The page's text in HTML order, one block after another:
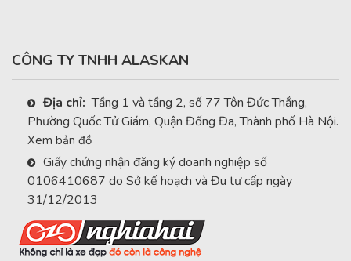
CÔNG TY TNHH ALASKAN
Địa chỉ: Tầng 1 và tầng 2, số 77 Tôn Đức Thắng,
Phường Quốc Tử Giám, Quận Đống Đa, Thành phố Hà Nội.
Xem bản đồ
Giấy chứng nhận đăng ký doanh nghiệp số
0106410687 do Sở kế hoạch và Đu tư cấp ngày
31/12/2013